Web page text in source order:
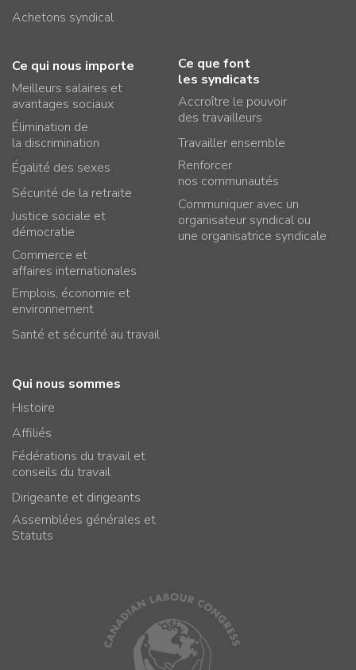
Achetons syndical
Ce qui nous importe
Meilleurs salaires et
avantages sociaux
Élimination de
la discrimination
Égalité des sexes
Sécurité de la retraite
Justice sociale et
démocratie
Commerce et
affaires internationales
Emplois, économie et
environnement
Santé et sécurité au travail
Ce que font
les syndicats
Accroître le pouvoir
des travailleurs
Travailler ensemble
Renforcer
nos communautés
Communiquer avec un
organisateur syndical ou
une organisatrice syndicale
Qui nous sommes
Histoire
Affiliés
Fédérations du travail et
conseils du travail
Dirigeante et dirigeants
Assemblées générales et
Statuts